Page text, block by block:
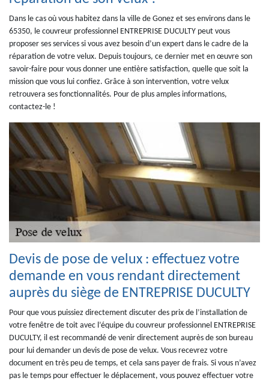
Dans le cas où vous habitez dans la ville de Gonez et ses environs dans le
65350, le couvreur professionnel ENTREPRISE DUCULTY peut vous
proposer ses services si vous avez besoin d’un expert dans le cadre de la
réparation de votre velux. Depuis toujours, ce dernier met en œuvre son
savoir-faire pour vous donner une entière satisfaction, quelle que soit la
mission que vous lui confiez. Grâce à son intervention, votre velux
retrouvera ses fonctionnalités. Pour de plus amples informations,
contactez-le !
Devis de pose de velux : effectuez votre
demande en vous rendant directement
auprès du siège de ENTREPRISE DUCULTY
Pour que vous puissiez directement discuter des prix de l’installation de
votre fenêtre de toit avec l’équipe du couvreur professionnel ENTREPRISE
DUCULTY, il est recommandé de venir directement auprès de son bureau
pour lui demander un devis de pose de velux. Vous recevrez votre
document en très peu de temps, et cela sans payer de frais. Si vous n’avez
pas le temps pour effectuer le déplacement, vous pouvez effectuer votre